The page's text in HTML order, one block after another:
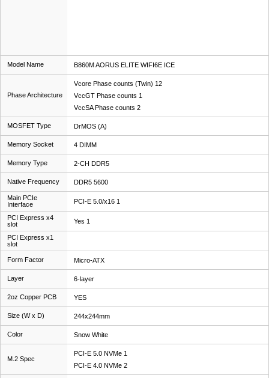
Model Name B860M AORUS ELITE WIFI6E ICE
Phase Architecture
Vcore Phase counts (Twin) 12
VccGT Phase counts 1
VccSA Phase counts 2
MOSFET Type DrMOS (A)
Memory Socket 4 DIMM
Memory Type 2-CH DDR5
Native Frequency DDR5 5600
Main PCIe
Interface
PCI-E 5.0/x16 1
PCI Express x4
slot
Yes 1
PCI Express x1
slot
Form Factor Micro-ATX
Layer 6-layer
2oz Copper PCB YES
Size (W x D) 244x244mm
Color Snow White
M.2 Spec
PCI-E 5.0 NVMe 1
PCI-E 4.0 NVMe 2